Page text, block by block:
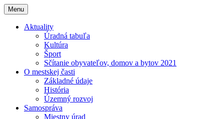
Menu
Aktuality
Úradná tabuľa
Kultúra
Šport
Sčítanie obyvateľov, domov a bytov 2021
O mestskej časti
Základné údaje
História
Územný rozvoj
Samospráva
Miestny úrad